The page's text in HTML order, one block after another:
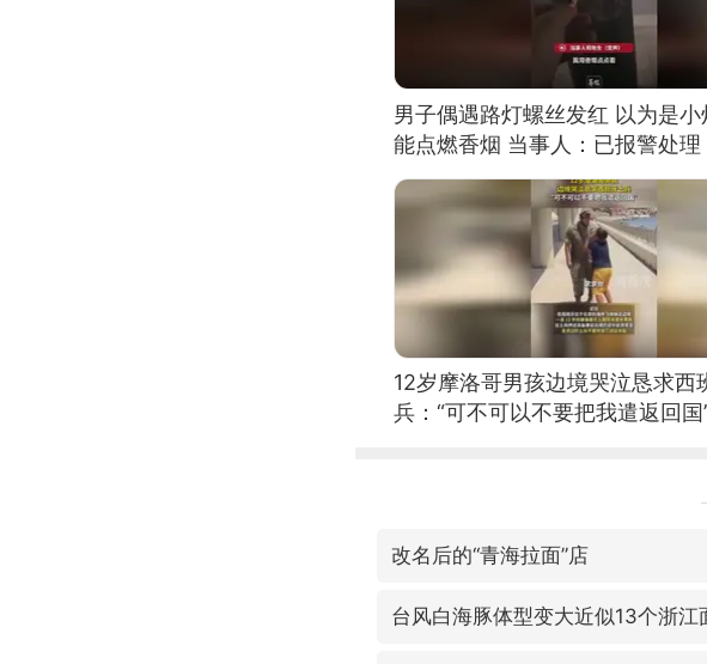
男子偶遇路灯螺丝发红 以为是
能点燃香烟 当事人：已报警处理
12岁摩洛哥男孩边境哭泣恳求西
兵：“可不可以不要把我遣返回国
改名后的“青海拉面”店
台风白海豚体型变大近似13个浙江